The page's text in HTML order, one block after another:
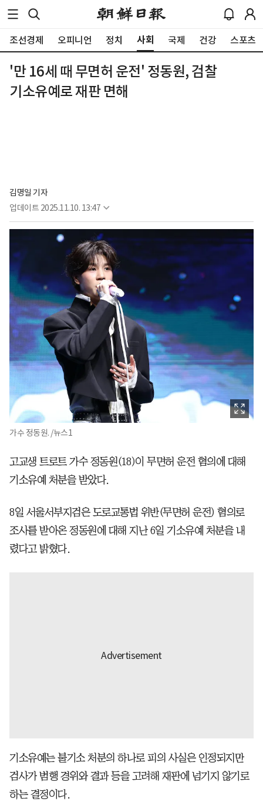
조선경제 오피니언 정치 사회 국제 건강 스포츠
'만 16세 때 무면허 운전' 정동원, 검찰
기소유예로 재판 면해
김명일 기자
업데이트 2025.11.10. 13:47
가수 정동원. /뉴스1
고교생 트로트 가수 정동원(18)이 무면허 운전 혐의에 대해
기소유예 처분을 받았다.
8일 서울서부지검은 도로교통법 위반(무면허 운전) 혐의로
조사를 받아온 정동원에 대해 지난 6일 기소유예 처분을 내
렸다고 밝혔다.
기소유예는 불기소 처분의 하나로 피의 사실은 인정되지만
검사가 범행 경위와 결과 등을 고려해 재판에 넘기지 않기로
하는 결정이다.